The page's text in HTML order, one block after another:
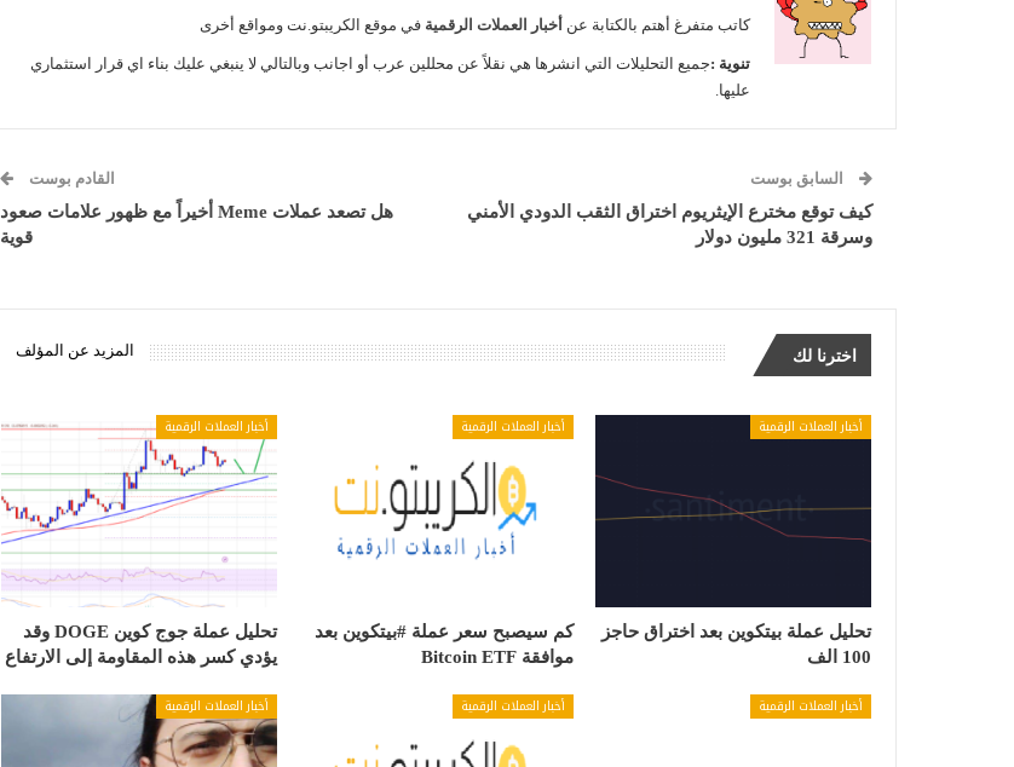
كاتب متفرغ أهتم بالكتابة عن أخبار العملات الرقمية في موقع الكريبتو.نت ومواقع أخرى
تنوية :جميع التحليلات التي انشرها هي نقلاً عن محللين عرب أو اجانب وبالتالي لا ينبغي عليك بناء اي قرار استثماري
عليها.
السابق بوست
كيف توقع مخترع الإيثريوم اختراق الثقب الدودي الأمني
وسرقة 321 مليون دولار
القادم بوست
هل تصعد عملات Meme أخيراً مع ظهور علامات صعود
قوية
اخترنا لك المزيد عن المؤلف
أخبار العملات الرقمية
تحليل عملة بيتكوين بعد اختراق حاجز
100 الف
أخبار العملات الرقمية
كم سيصبح سعر عملة #بيتكوين بعد
موافقة Bitcoin ETF
أخبار العملات الرقمية
تحليل عملة جوج كوين DOGE وقد
يؤدي كسر هذه المقاومة إلى الارتفاع
أخبار العملات الرقمية أخبار العملات الرقمية أخبار العملات الرقمية